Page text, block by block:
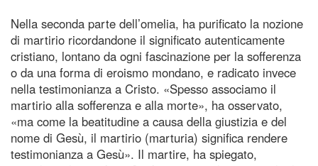
Nella seconda parte dell’omelia, ha purificato la nozione
di martirio ricordandone il significato autenticamente
cristiano, lontano da ogni fascinazione per la sofferenza
o da una forma di eroismo mondano, e radicato invece
nella testimonianza a Cristo. «Spesso associamo il
martirio alla sofferenza e alla morte», ha osservato,
«ma come la beatitudine a causa della giustizia e del
nome di Gesù, il martirio (marturia) significa rendere
testimonianza a Gesù». Il martire, ha spiegato,